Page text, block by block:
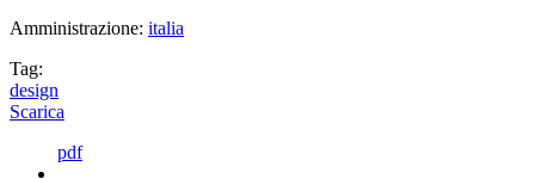
Amministrazione: italia
Tag:
design
Scarica
pdf